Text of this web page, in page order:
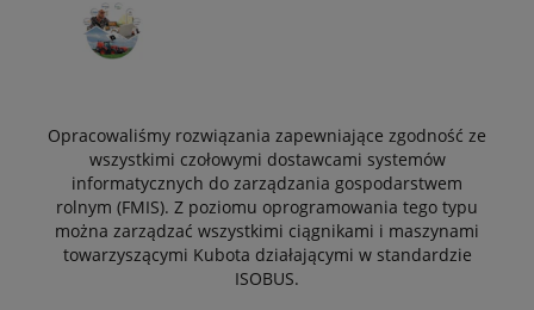
Opracowaliśmy rozwiązania zapewniające zgodność ze
wszystkimi czołowymi dostawcami systemów
informatycznych do zarządzania gospodarstwem
rolnym (FMIS). Z poziomu oprogramowania tego typu
można zarządzać wszystkimi ciągnikami i maszynami
towarzyszącymi Kubota działającymi w standardzie
ISOBUS.